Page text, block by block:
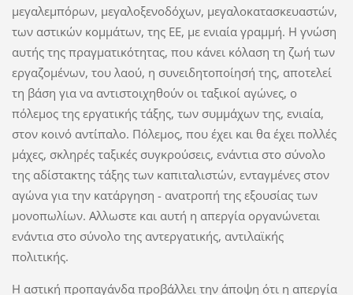
μεγαλεμπόρων, μεγαλοξενοδόχων, μεγαλοκατασκευαστών,
των αστικών κομμάτων, της ΕΕ, με ενιαία γραμμή. Η γνώση
αυτής της πραγματικότητας, που κάνει κόλαση τη ζωή των
εργαζομένων, του λαού, η συνειδητοποίησή της, αποτελεί
τη βάση για να αντιστοιχηθούν οι ταξικοί αγώνες, ο
πόλεμος της εργατικής τάξης, των συμμάχων της, ενιαία,
στον κοινό αντίπαλο. Πόλεμος, που έχει και θα έχει πολλές
μάχες, σκληρές ταξικές συγκρούσεις, ενάντια στο σύνολο
της αδίστακτης τάξης των καπιταλιστών, ενταγμένες στον
αγώνα για την κατάργηση - ανατροπή της εξουσίας των
μονοπωλίων. Αλλωστε και αυτή η απεργία οργανώνεται
ενάντια στο σύνολο της αντεργατικής, αντιλαϊκής
πολιτικής.
Η αστική προπαγάνδα προβάλλει την άποψη ότι η απεργία